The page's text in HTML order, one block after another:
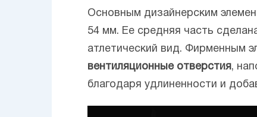
Основным дизайнерским
54 мм. Ее средняя часть
атлетический вид. Фирменным
вентиляционные отверстия,
благодаря удлиненности и